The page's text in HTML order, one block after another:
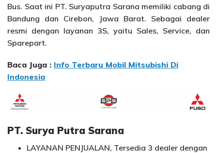
Bus. Saat ini PT. Suryaputra Sarana memiliki cabang di
Bandung dan Cirebon, Jawa Barat. Sebagai dealer
resmi dengan layanan 3S, yaitu Sales, Service, dan
Sparepart.
Baca Juga : Info Terbaru Mobil Mitsubishi Di
Indonesia
PT. Surya Putra Sarana
LAYANAN PENJUALAN, Tersedia 3 dealer dengan